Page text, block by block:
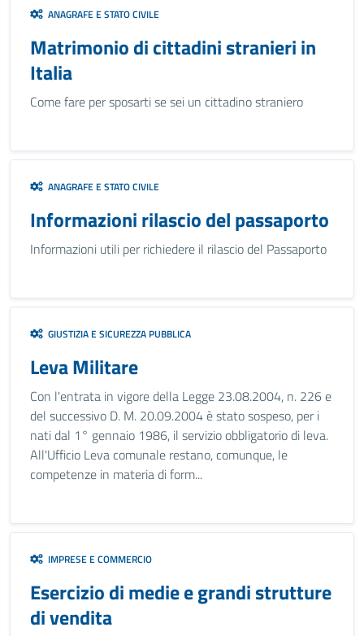
ANAGRAFE E STATO CIVILE
Matrimonio di cittadini stranieri in
Italia
Come fare per sposarti se sei un cittadino straniero
ANAGRAFE E STATO CIVILE
Informazioni rilascio del passaporto
Informazioni utili per richiedere il rilascio del Passaporto
GIUSTIZIA E SICUREZZA PUBBLICA
Leva Militare
Con l'entrata in vigore della Legge 23.08.2004, n. 226 e
del successivo D. M. 20.09.2004 è stato sospeso, per i
nati dal 1° gennaio 1986, il servizio obbligatorio di leva.
All'Ufficio Leva comunale restano, comunque, le
competenze in materia di form...
IMPRESE E COMMERCIO
Esercizio di medie e grandi strutture
di vendita